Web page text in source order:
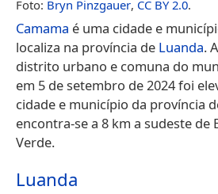
Foto: Bryn Pinzgauer, CC BY 2.0.
Camama é uma cidade e
localiza na província de Luanda.
distrito urbano e comuna do
em 5 de setembro de 2024 foi
cidade e município da província
encontra-se a 8 km a sudeste de
Verde.
Luanda